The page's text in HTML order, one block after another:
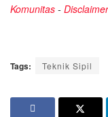
Komunitas - Disclaimer
Tags: Teknik Sipil